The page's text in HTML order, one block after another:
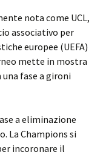
nota come UCL,
associativo per
europee (UEFA)
mette in mostra
fase a gironi
a eliminazione
La Champions si
incoronare il